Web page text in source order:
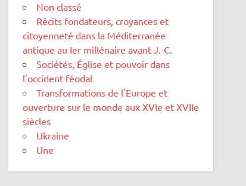
Non classé
Récits fondateurs, croyances et
citoyenneté dans la Méditerranée
antique au Ier millénaire avant J.-C.
Sociétés, Église et pouvoir dans
l'occident féodal
Transformations de l'Europe et
ouverture sur le monde aux XVIe et XVIIe
siècles
Ukraine
Une